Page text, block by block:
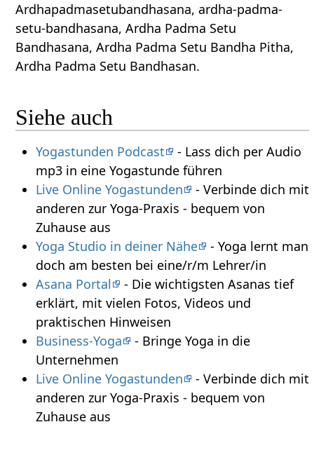
Ardhapadmasetubandhasana, ardha-padma-
setu-bandhasana, Ardha Padma Setu
Bandhasana, Ardha Padma Setu Bandha Pitha,
Ardha Padma Setu Bandhasan.
Siehe auch
Yogastunden Podcast
- Lass dich per Audio
mp3 in eine Yogastunde führen
Live Online Yogastunden
- Verbinde dich mit
anderen zur Yoga-Praxis - bequem von
Zuhause aus
Yoga Studio in deiner Nähe
- Yoga lernt man
doch am besten bei eine/r/m Lehrer/in
Asana Portal
- Die wichtigsten Asanas tief
erklärt, mit vielen Fotos, Videos und
praktischen Hinweisen
Business-Yoga
- Bringe Yoga in die
Unternehmen
Live Online Yogastunden
- Verbinde dich mit
anderen zur Yoga-Praxis - bequem von
Zuhause aus